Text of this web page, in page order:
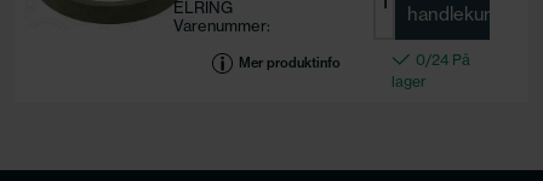
ELRING
Varenummer:
Motorkode:Mer produktinfo
handlekurv
0/24 På
lager